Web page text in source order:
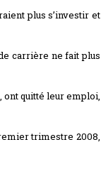
plus s’investir et
carrière ne fait plus
ont quitté leur emploi,
trimestre 2008,